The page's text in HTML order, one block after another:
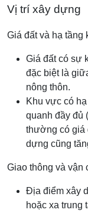
Vị trí xây dựng
Giá đất và hạ tầng
Giá đất có sự
đặc biệt là
nông thôn.
Khu vực có
quanh đầy
thường có giá
dựng cũng
Giao thông và vận
Địa điểm xây
hoặc xa trung